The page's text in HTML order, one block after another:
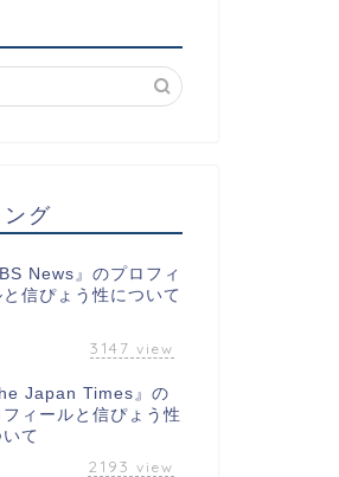
グ
News』のプロフィ
と信ぴょう性について
3147 view
Japan Times』の
フィールと信ぴょう性
て
2193 view